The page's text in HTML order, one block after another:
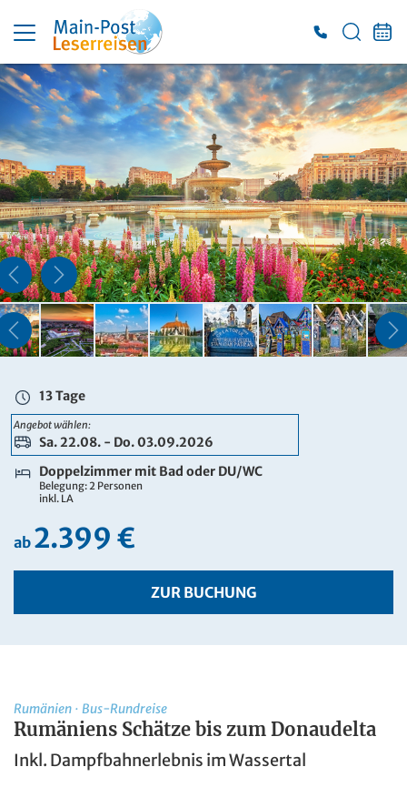
13 Tage
Angebot wählen:
Sa. 22.08. - Do. 03.09.2026
Doppelzimmer mit Bad oder DU/WC
Belegung: 2 Personen
inkl. LA
ab 2.399 €
ZUR BUCHUNG
13 Tage
Sa. 22.08. - Do. 03.09.2026
Doppelzimmer mit Bad oder DU/WC
Belegung: 2 Personen
inkl. LA
ab2.399 €
ZUR BUCHUNG
13 Tage
Sa. 22.08. - Do. 03.09.2026
Einzelzimmer mit Bad oder DU/WC
ZUR BUCHUNG
Rumänien · Bus-Rundreise
Rumäniens Schätze bis zum Donaudelta
Inkl. Dampfbahnerlebnis im Wassertal